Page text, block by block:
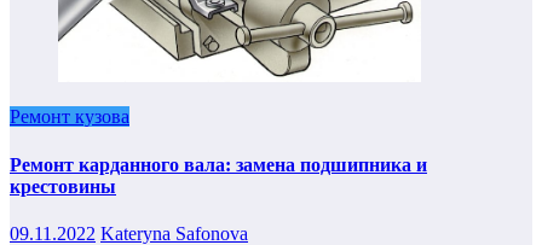
Ремонт кузова
Ремонт карданного вала: замена подшипника и
крестовины
09.11.2022 Kateryna Safonova